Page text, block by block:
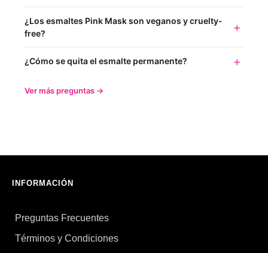
¿Los esmaltes Pink Mask son veganos y cruelty-
free?
¿Cómo se quita el esmalte permanente?
Ver más preguntas →
INFORMACIÓN
Preguntas Frecuentes
Términos y Condiciones